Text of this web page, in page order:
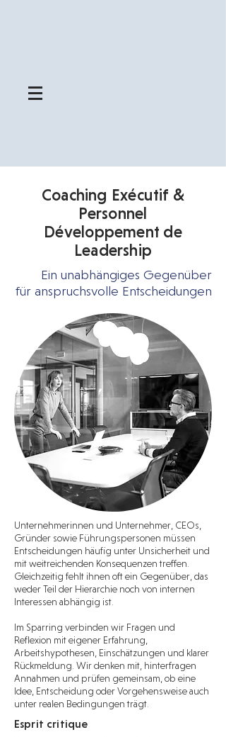
Coaching Exécutif &
Personnel
Développement de
Leadership
Ein unabhängiges Gegenüber
für anspruchsvolle Entscheidungen
Unternehmerinnen und Unternehmer, CEOs,
Gründer sowie Führungspersonen müssen
Entscheidungen häufig unter Unsicherheit und
mit weitreichenden Konsequenzen treffen.
Gleichzeitig fehlt ihnen oft ein Gegenüber, das
weder Teil der Hierarchie noch von internen
Interessen abhängig ist.
Im Sparring verbinden wir Fragen und
Reflexion mit eigener Erfahrung,
Arbeitshypothesen, Einschätzungen und klarer
Rückmeldung. Wir denken mit, hinterfragen
Annahmen und prüfen gemeinsam, ob eine
Idee, Entscheidung oder Vorgehensweise auch
unter realen Bedingungen trägt.
Esprit critique